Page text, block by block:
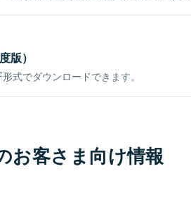
版）
式でダウンロードできます。
お客さま向け情報